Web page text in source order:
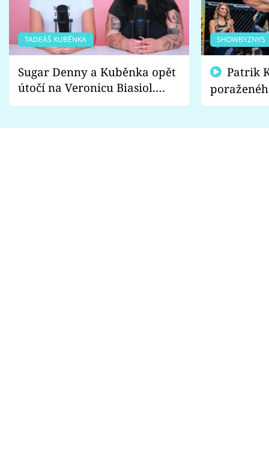
TADEÁŠ KUBĚNKA
Sugar Denny a Kuběnka opět
útočí na Veronicu Biasiol.
Proč je podle nich falešná a
SHOWBYZNYS
fanoušci